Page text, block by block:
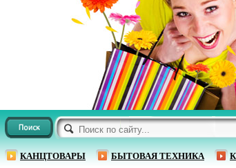
КАНЦТОВАРЫ БЫТОВАЯ ТЕХНИКА